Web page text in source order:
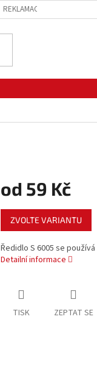
REKLAMACE ZBOŽÍ
od 59 Kč
Měrná
cena:
ZVOLTE VARIANTU
Ředidlo S 6005 se
Detailní informace
TISK ZEPTAT SE